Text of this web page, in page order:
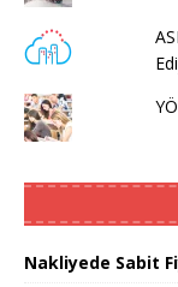
Nakliyede Sabit